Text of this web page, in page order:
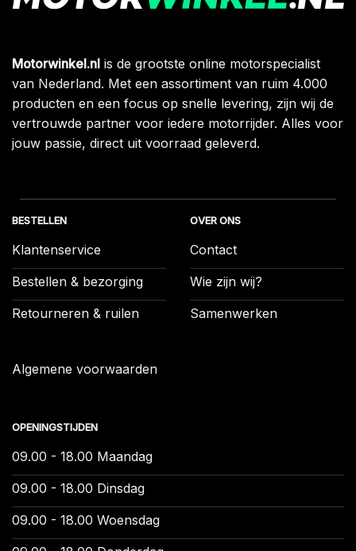
Motorwinkel.nl is de grootste online motorspecialist
van Nederland. Met een assortiment van ruim 4.000
producten en een focus op snelle levering, zijn wij de
vertrouwde partner voor iedere motorrijder. Alles voor
jouw passie, direct uit voorraad geleverd.
BESTELLEN
Klantenservice
Bestellen & bezorging
Retourneren & ruilen
Algemene voorwaarden
OVER ONS
Contact
Wie zijn wij?
Samenwerken
OPENINGSTIJDEN
09.00 - 18.00 Maandag
09.00 - 18.00 Dinsdag
09.00 - 18.00 Woensdag